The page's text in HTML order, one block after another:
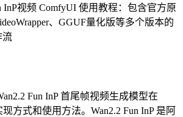
InP视频 ComfyUI 使用教程：包含官方原
、GGUF量化版等多个版本的
流
Fun InP 首尾帧视频生成模型在
方式和使用方法。Wan2.2 Fun InP 是阿